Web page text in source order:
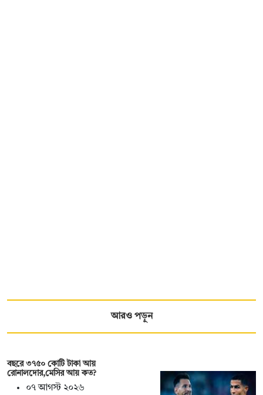
আরও পড়ুন
বছরে ৩৭৫০ কোটি টাকা আয়
রোনালদোর,মেসির আয় কত?
০৭ আগস্ট ২০২৬